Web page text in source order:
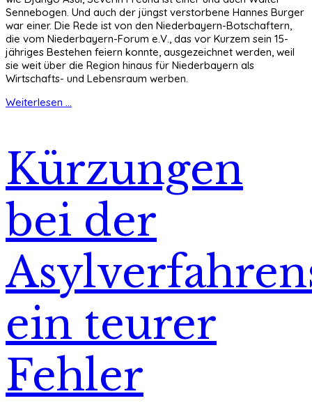
Sennebogen. Und auch der jüngst verstorbene Hannes Burger
war einer. Die Rede ist von den Niederbayern-Botschaftern,
die vom Niederbayern-Forum e.V., das vor Kurzem sein 15-
jähriges Bestehen feiern konnte, ausgezeichnet werden, weil
sie weit über die Region hinaus für Niederbayern als
Wirtschafts- und Lebensraum werben.
Weiterlesen ...
Kürzungen
bei der
ein teurer
Fehler